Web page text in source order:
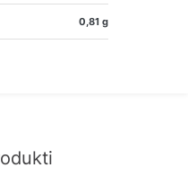
0,81 g